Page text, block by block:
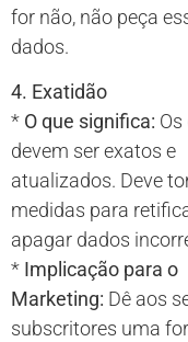
for não, não peça
dados.
4. Exatidão
* O que significa:
devem ser exatos e
atualizados. Deve
medidas para
apagar dados
* Implicação para o
Marketing: Dê aos
subscritores uma